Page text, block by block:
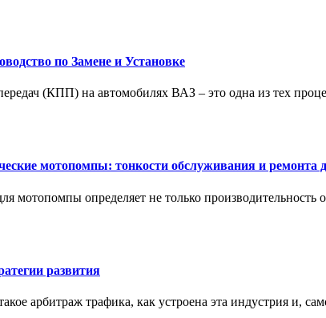
по Замене и Установке
(КПП) на автомобилях ВАЗ – это одна из тех
мотопомпы: тонкости обслуживания и ремонта
мотопомпы определяет не только
развития
арбитраж трафика, как устроена эта индустрия и,